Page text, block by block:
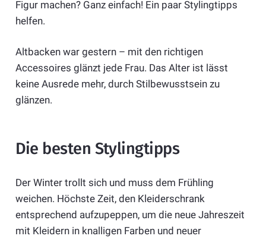
Figur machen? Ganz einfach! Ein paar Stylingtipps
helfen.
Altbacken war gestern – mit den richtigen
Accessoires glänzt jede Frau. Das Alter ist lässt
keine Ausrede mehr, durch Stilbewusstsein zu
glänzen.
Die besten Stylingtipps
Der Winter trollt sich und muss dem Frühling
weichen. Höchste Zeit, den Kleiderschrank
entsprechend aufzupeppen, um die neue Jahreszeit
mit Kleidern in knalligen Farben und neuer